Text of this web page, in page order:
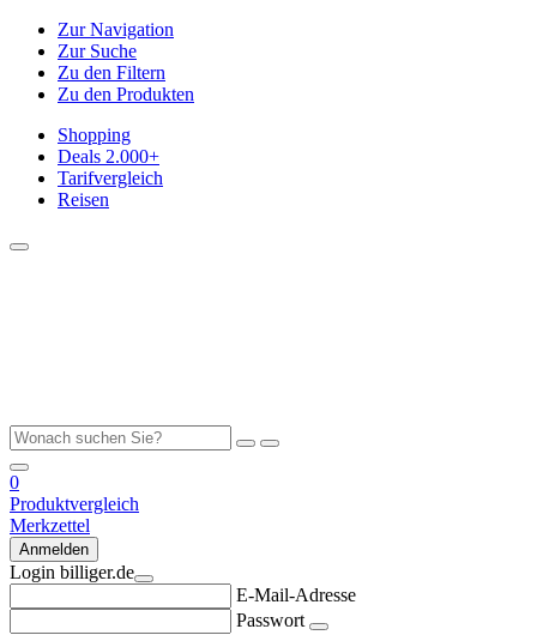
Zur Navigation
Zur Suche
Zu den Filtern
Zu den Produkten
Shopping
Deals 2.000+
Tarifvergleich
Reisen
0
Produktvergleich
Merkzettel
Anmelden
Login billiger.de
E-Mail-Adresse
Passwort